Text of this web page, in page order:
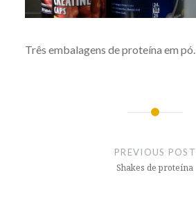
Três embalagens de proteína em pó.
PREVIOUS POST
Shakes de proteína